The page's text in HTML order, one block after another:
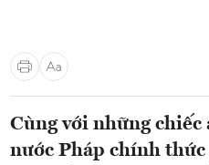
Cùng với những
nước Pháp chính